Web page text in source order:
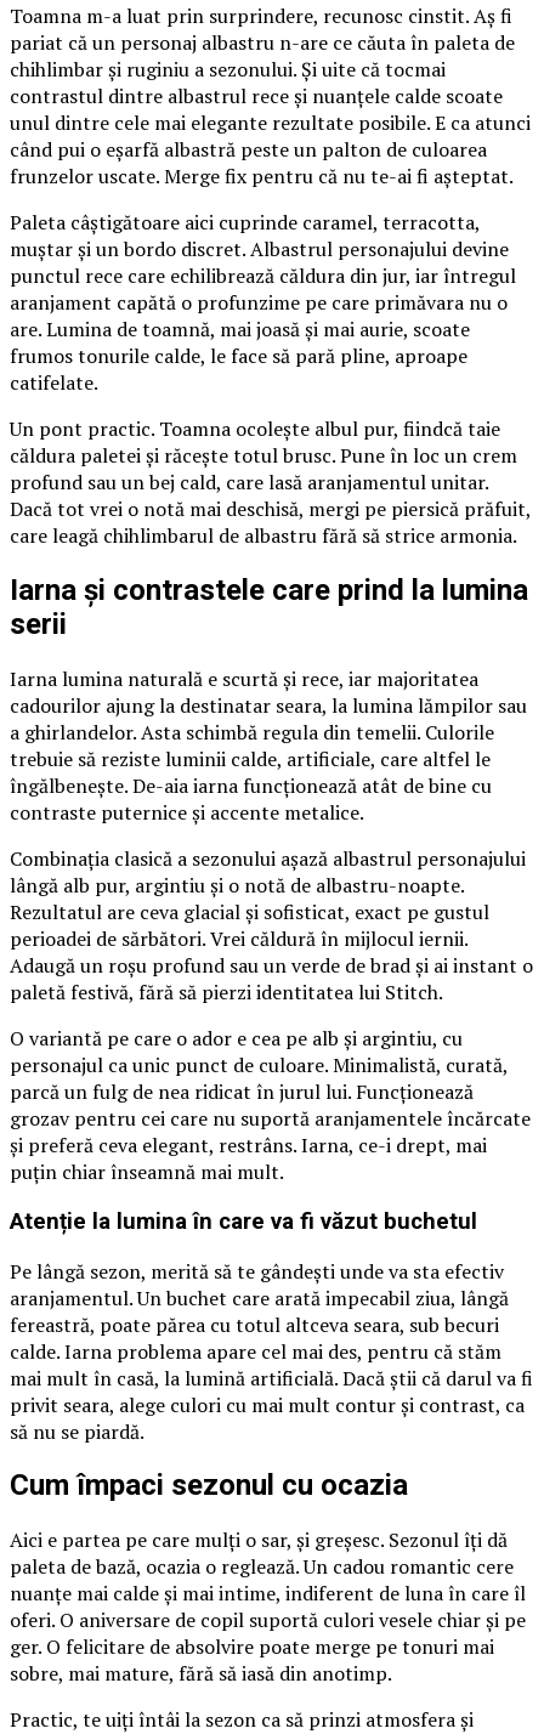
Toamna m-a luat prin surprindere, recunosc cinstit. Aș fi
pariat că un personaj albastru n-are ce căuta în paleta de
chihlimbar și ruginiu a sezonului. Și uite că tocmai
contrastul dintre albastrul rece și nuanțele calde scoate
unul dintre cele mai elegante rezultate posibile. E ca atunci
când pui o eșarfă albastră peste un palton de culoarea
frunzelor uscate. Merge fix pentru că nu te-ai fi așteptat.
Paleta câștigătoare aici cuprinde caramel, terracotta,
muștar și un bordo discret. Albastrul personajului devine
punctul rece care echilibrează căldura din jur, iar întregul
aranjament capătă o profunzime pe care primăvara nu o
are. Lumina de toamnă, mai joasă și mai aurie, scoate
frumos tonurile calde, le face să pară pline, aproape
catifelate.
Un pont practic. Toamna ocolește albul pur, fiindcă taie
căldura paletei și răcește totul brusc. Pune în loc un crem
profund sau un bej cald, care lasă aranjamentul unitar.
Dacă tot vrei o notă mai deschisă, mergi pe piersică prăfuit,
care leagă chihlimbarul de albastru fără să strice armonia.
Iarna și contrastele care prind la lumina
serii
Iarna lumina naturală e scurtă și rece, iar majoritatea
cadourilor ajung la destinatar seara, la lumina lămpilor sau
a ghirlandelor. Asta schimbă regula din temelii. Culorile
trebuie să reziste luminii calde, artificiale, care altfel le
îngălbenește. De-aia iarna funcționează atât de bine cu
contraste puternice și accente metalice.
Combinația clasică a sezonului așază albastrul personajului
lângă alb pur, argintiu și o notă de albastru-noapte.
Rezultatul are ceva glacial și sofisticat, exact pe gustul
perioadei de sărbători. Vrei căldură în mijlocul iernii.
Adaugă un roșu profund sau un verde de brad și ai instant o
paletă festivă, fără să pierzi identitatea lui Stitch.
O variantă pe care o ador e cea pe alb și argintiu, cu
personajul ca unic punct de culoare. Minimalistă, curată,
parcă un fulg de nea ridicat în jurul lui. Funcționează
grozav pentru cei care nu suportă aranjamentele încărcate
și preferă ceva elegant, restrâns. Iarna, ce-i drept, mai
puțin chiar înseamnă mai mult.
Atenție la lumina în care va fi văzut buchetul
Pe lângă sezon, merită să te gândești unde va sta efectiv
aranjamentul. Un buchet care arată impecabil ziua, lângă
fereastră, poate părea cu totul altceva seara, sub becuri
calde. Iarna problema apare cel mai des, pentru că stăm
mai mult în casă, la lumină artificială. Dacă știi că darul va fi
privit seara, alege culori cu mai mult contur și contrast, ca
să nu se piardă.
Cum împaci sezonul cu ocazia
Aici e partea pe care mulți o sar, și greșesc. Sezonul îți dă
paleta de bază, ocazia o reglează. Un cadou romantic cere
nuanțe mai calde și mai intime, indiferent de luna în care îl
oferi. O aniversare de copil suportă culori vesele chiar și pe
ger. O felicitare de absolvire poate merge pe tonuri mai
sobre, mai mature, fără să iasă din anotimp.
Practic, te uiți întâi la sezon ca să prinzi atmosfera și